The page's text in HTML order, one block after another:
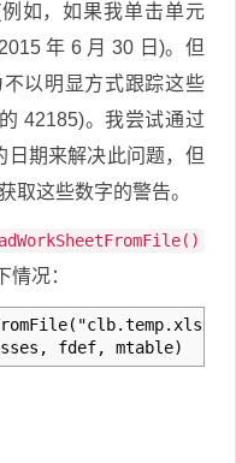
如，如果我单击单元
年 6 月 30 日)。但
以明显方式跟踪这些
42185)。我尝试通过
日期来解决此问题，但
取这些数字的警告。
情况：
fdef, mtable) :